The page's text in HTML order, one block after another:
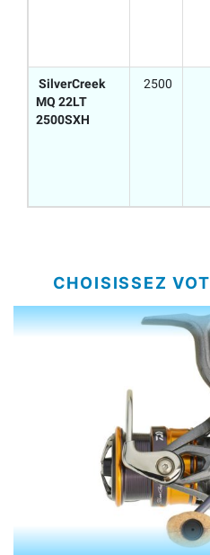
SilverCreek
MQ 22LT
2500SXH
2500
CHOISISSEZ